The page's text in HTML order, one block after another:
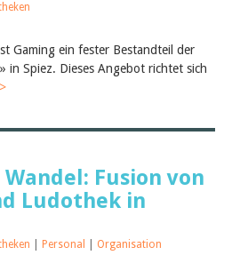
Gaming ein fester Bestandteil der
in Spiez. Dieses Angebot richtet sich
Fusion von
Ludothek in
Personal Organisation